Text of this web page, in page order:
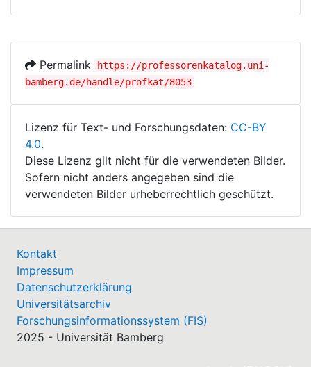
Permalink
https://professorenkatalog.uni-
bamberg.de/handle/profkat/8053
Lizenz für Text- und Forschungsdaten: CC-BY
4.0.
Diese Lizenz gilt nicht für die verwendeten Bilder.
Sofern nicht anders angegeben sind die
verwendeten Bilder urheberrechtlich geschützt.
Kontakt
Impressum
Datenschutzerklärung
Universitätsarchiv
Forschungsinformationssystem (FIS)
2025 - Universität Bamberg